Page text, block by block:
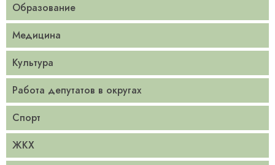
Образование
Медицина
Культура
Работа депутатов в округах
Спорт
ЖКХ